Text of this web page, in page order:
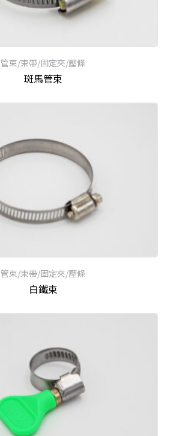
管束/束帶/固定夾/壓條
斑馬管束
管束/束帶/固定夾/壓條
白鐵束